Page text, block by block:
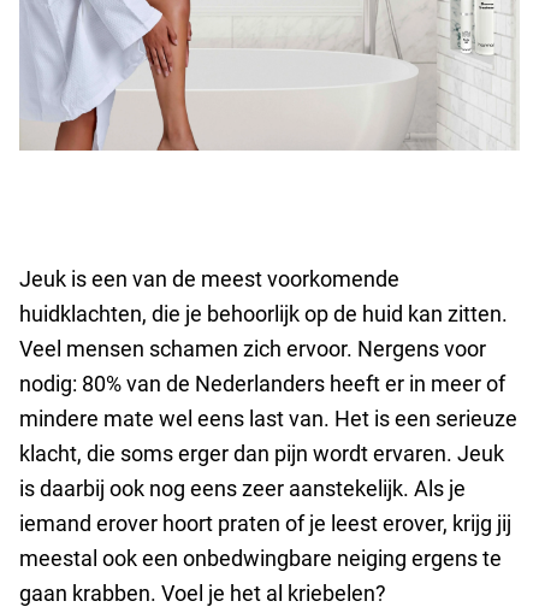
Jeuk is een van de meest voorkomende
huidklachten, die je behoorlijk op de huid kan zitten.
Veel mensen schamen zich ervoor. Nergens voor
nodig: 80% van de Nederlanders heeft er in meer of
mindere mate wel eens last van. Het is een serieuze
klacht, die soms erger dan pijn wordt ervaren. Jeuk
is daarbij ook nog eens zeer aanstekelijk. Als je
iemand erover hoort praten of je leest erover, krijg jij
meestal ook een onbedwingbare neiging ergens te
gaan krabben. Voel je het al kriebelen?